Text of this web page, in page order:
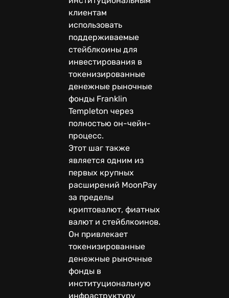
клиентам
использовать
поддерживаемые
стейблкоины для
инвестирования в
токенизированные
денежные рыночные
фонды Franklin
Templeton через
полностью он-чейн-
процесс.
Этот шаг также
является одним из
первых крупных
расширений MoonPay
за пределы
криптовалют, фиатных
валют и стейблкоинов.
Он привлекает
токенизированные
денежные рыночные
фонды в
институциональную
инфраструктуру